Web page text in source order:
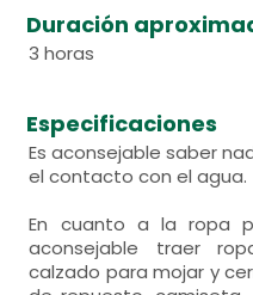
Duración
3 horas
Especificaciones
Es aconsejable saber
el contacto con el agua.
En cuanto a la ropa
aconsejable traer
calzado para mojar y